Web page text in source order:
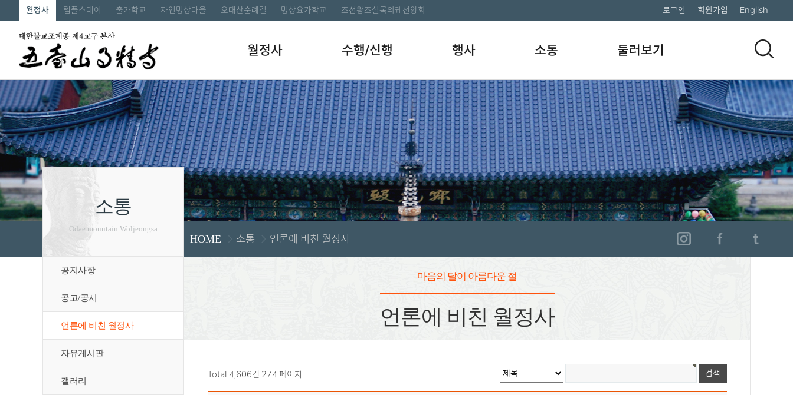
월정사 템플스테이 출가학교 자연명상마을 오대산순례길 명상요가학교 조선왕조실록의궤선양회 로그인 회원가입 English
월정사 수행/신행 행사 소통 둘러보기
소통
Odae mountain Woljeongsa
공지사항
공고/공시
언론에 비친 월정사
자유게시판
갤러리
HOME 소통 언론에 비친 월정사
마음의 달이 아름다운 절
언론에 비친 월정사
Total 4,606건 274 페이지